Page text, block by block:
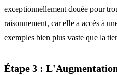
exceptionnellement douée pour
raisonnement, car elle a accès à
exemples bien plus vaste que la
Étape 3 :